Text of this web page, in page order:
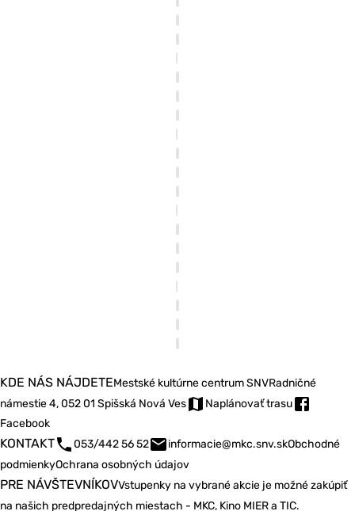
KDE NÁS NÁJDETEMestské kultúrne centrum SNVRadničné
námestie 4, 052 01 Spišská Nová Ves
Naplánovať trasu
Facebook
KONTAKT 053/442 56 52 informacie@mkc.snv.skObchodné
podmienkyOchrana osobných údajov
PRE NÁVŠTEVNÍKOVVstupenky na vybrané akcie je možné zakúpiť
na našich predpredajných miestach - MKC, Kino MIER a TIC.